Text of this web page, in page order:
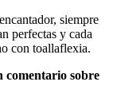
siempre
perfectas y cada
con toallaflexia.
comentario sobre